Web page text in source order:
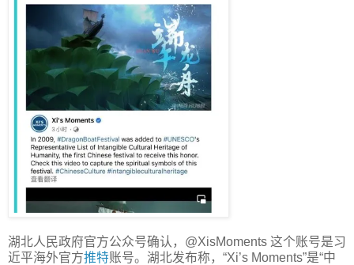
湖北人民政府官方公众号确认，@XisMoments 这个账号是习
近平海外官方推特账号。湖北发布称，“Xi’s Moments”是“中